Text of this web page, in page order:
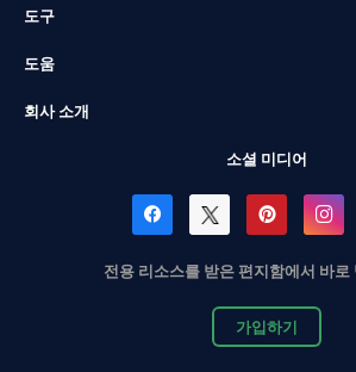
도구
도움
회사 소개
소셜 미디어
전용 리소스를 받은 편지함에서 바로
가입하기